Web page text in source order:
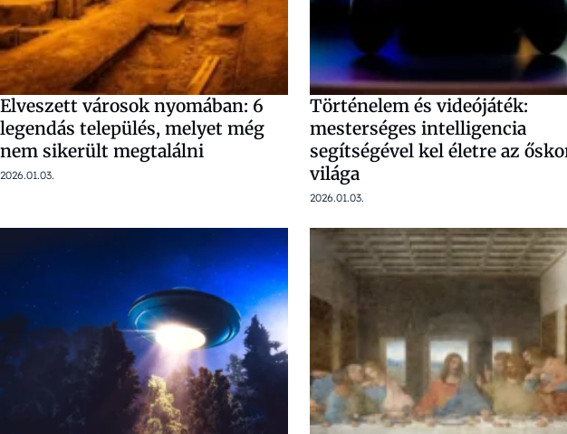
Elveszett városok nyomában: 6
legendás település, melyet még
nem sikerült megtalálni
2026.01.03.
Történelem és videójáték:
mesterséges intelligencia
segítségével kel életre az
világa
2026.01.03.